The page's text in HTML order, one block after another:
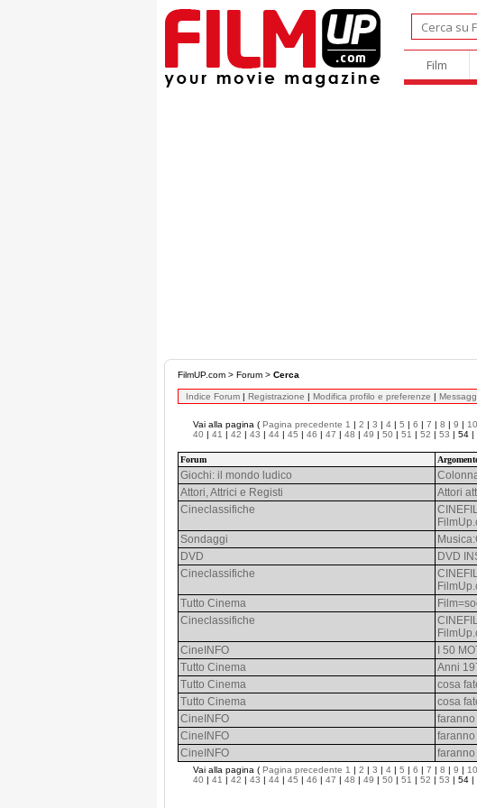
Film
FilmUP.com > Forum > Cerca
Indice Forum | Registrazione | Modifica profilo e preferenze |
Vai alla pagina ( Pagina precedente 1 | 2 | 3 | 4 | 5 | 6 | 7 | 8 | 9 | 10
40 | 41 | 42 | 43 | 44 | 45 | 46 | 47 | 48 | 49 | 50 | 51 | 52 | 53 | 54 |
Forum
Giochi: il mondo ludico
Attori, Attrici e Registi
Attori
Cineclassifiche
Sondaggi
DVD
DVD
Cineclassifiche
Tutto Cinema
Cineclassifiche
CineINFO I 50
Tutto Cinema
Anni
Tutto Cinema
cosa
Tutto Cinema
cosa
CineINFO
faranno
CineINFO
faranno
CineINFO
faranno
Vai alla pagina ( Pagina precedente 1 | 2 | 3 | 4 | 5 | 6 | 7 | 8 | 9 | 10
40 | 41 | 42 | 43 | 44 | 45 | 46 | 47 | 48 | 49 | 50 | 51 | 52 | 53 | 54 |